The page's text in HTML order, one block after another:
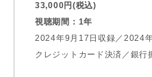
33,000円(税込)
視聴期間：1年
2024年9月17日収録／2024
クレジットカード決済／銀行